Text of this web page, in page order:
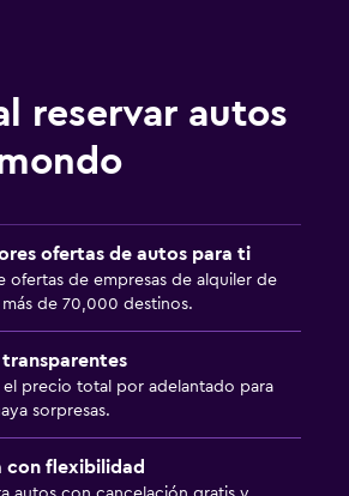
reservar autos
ofertas de autos para ti
ofertas de empresas de alquiler de
de 70,000 destinos.
transparentes
el precio total por adelantado para
sorpresas.
con flexibilidad